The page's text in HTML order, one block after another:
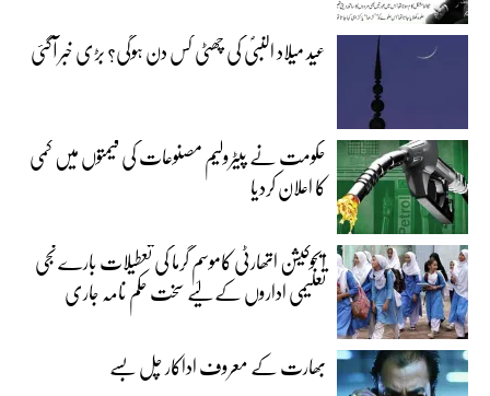
عید میلاد النبیؐ کی چھٹی کس دن ہوگی؟ بڑی خبر آگئی
حکومت نے پیٹرولیم مصنوعات کی قیمتوں میں کمی
کا اعلان کردیا
ایجوکیشن اتھارٹی کاموسمِ گرما کی تعطیلات بارے نجی
تعلیمی اداروں کے لیے سخت حکم نامہ جاری
بھارت کے معروف اداکار چل بسے